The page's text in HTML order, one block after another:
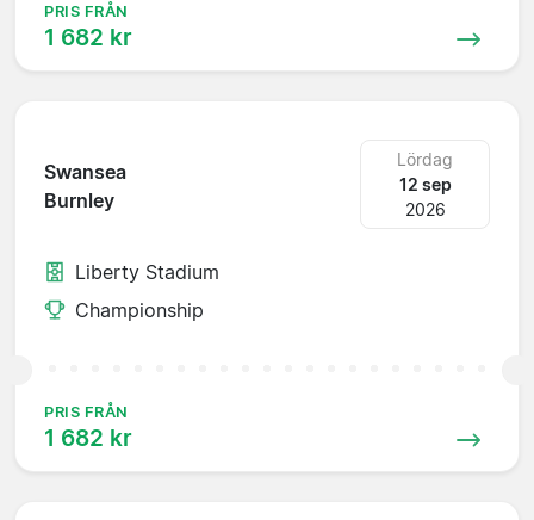
PRIS FRÅN
1 682 kr
Swansea
Burnley
Lördag
12 sep
2026
Liberty Stadium
Championship
PRIS FRÅN
1 682 kr